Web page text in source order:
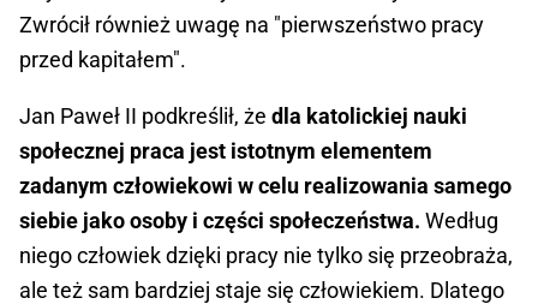
Zwrócił również uwagę na "pierwszeństwo pracy
przed kapitałem".
Jan Paweł II podkreślił, że dla katolickiej nauki
społecznej praca jest istotnym elementem
zadanym człowiekowi w celu realizowania samego
siebie jako osoby i części społeczeństwa. Według
niego człowiek dzięki pracy nie tylko się przeobraża,
ale też sam bardziej staje się człowiekiem. Dlatego